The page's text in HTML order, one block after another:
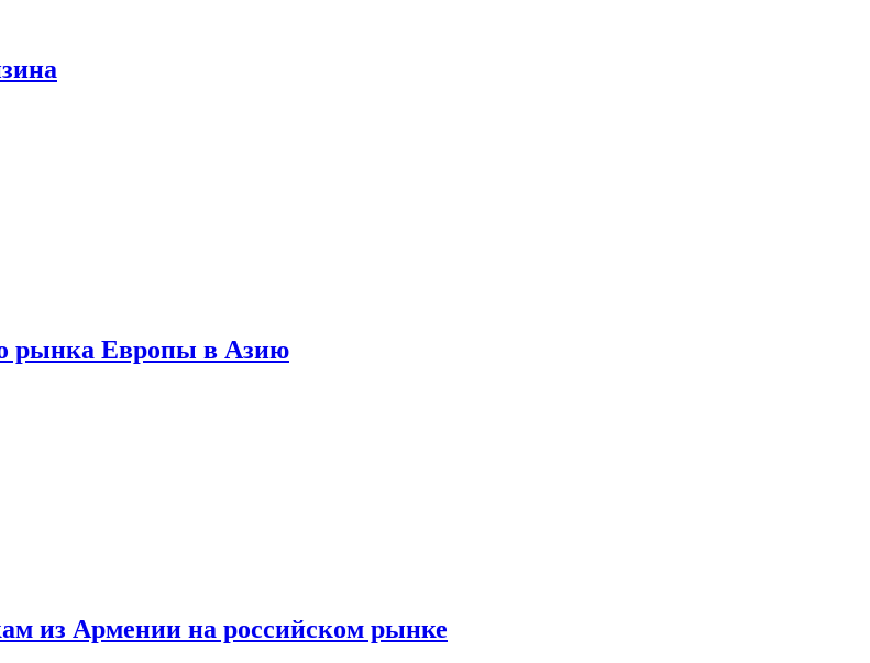
рынка Европы в Азию
из Армении на российском рынке